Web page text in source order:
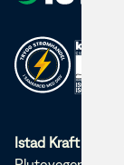
Istad Kraft AS